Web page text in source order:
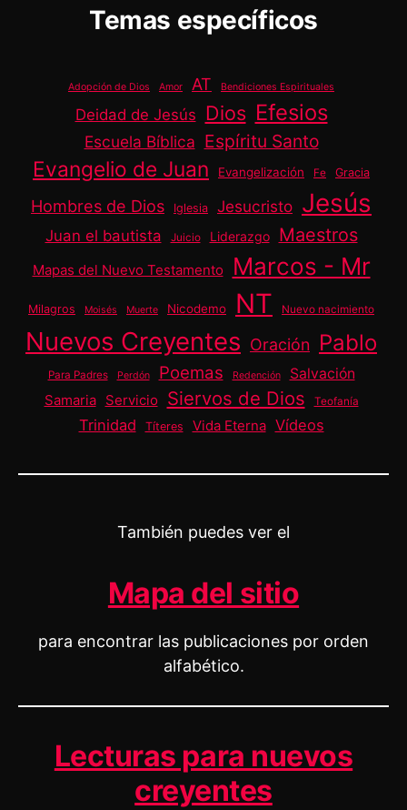
Temas específicos
Adopción de Dios Amor AT Bendiciones Espirituales
Deidad de Jesús Dios Efesios
Escuela Bíblica Espíritu Santo
Evangelio de Juan Evangelización Fe Gracia
Hombres de Dios Iglesia Jesucristo Jesús
Juan el bautista Juicio Liderazgo Maestros
Mapas del Nuevo Testamento Marcos - Mr
Milagros Moisés Muerte Nicodemo NT Nuevo nacimiento
Nuevos Creyentes Oración Pablo
Para Padres Perdón Poemas Redención
Salvación
Samaria
Servicio Siervos de Dios Teofanía
Trinidad Títeres Vida Eterna Vídeos
También puedes ver el
Mapa del sitio
para encontrar las publicaciones por orden
alfabético.
Lecturas para nuevos
creyentes